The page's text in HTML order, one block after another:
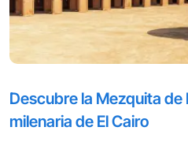
Descubre la Mezquita de
milenaria de El Cairo